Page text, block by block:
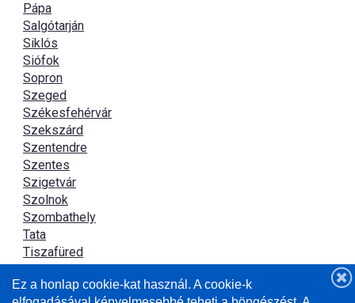
Pápa
Salgótarján
Siklós
Siófok
Sopron
Szeged
Székesfehérvár
Szekszárd
Szentendre
Szentes
Szigetvár
Szolnok
Szombathely
Tata
Tiszafüred
Újszász
Ez a honlap cookie-kat használ. A cookie-k